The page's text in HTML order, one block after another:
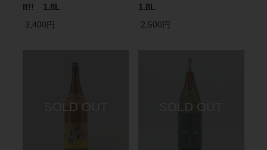
It!! 1.8L
3,400円
1.8L
2,500円